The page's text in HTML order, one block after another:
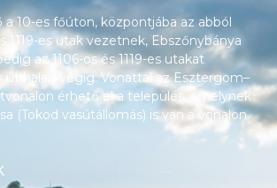
10-es főúton, központjába az abból
1119-es utak vezetnek, Ebszőnybánya
az 1106-os és 1119-es utakat
út halad végig. Vonattal az Esztergom–
érhető el a település, amelynek
(Tokod vasútállomás) is van a vonalon.